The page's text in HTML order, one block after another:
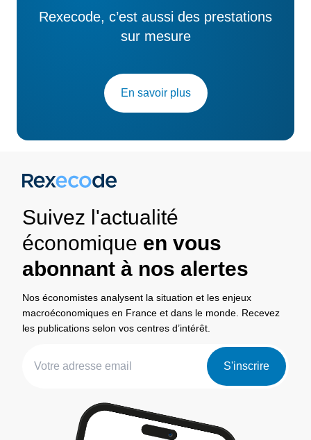
Rexecode, c’est aussi des prestations
sur mesure
En savoir plus
Suivez l'actualité
économique en vous
abonnant à nos alertes
Nos économistes analysent la situation et les enjeux
macroéconomiques en France et dans le monde. Recevez
les publications selon vos centres d’intérêt.
S'inscrire